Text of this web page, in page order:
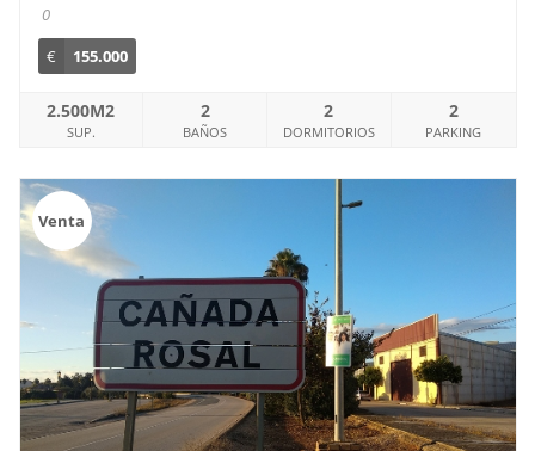
0
€
155.000
2.500M2
SUP.
2
BAÑOS
2
DORMITORIOS
2
PARKING
Venta